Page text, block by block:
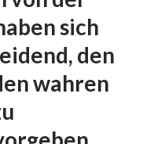
sich
den
wahren